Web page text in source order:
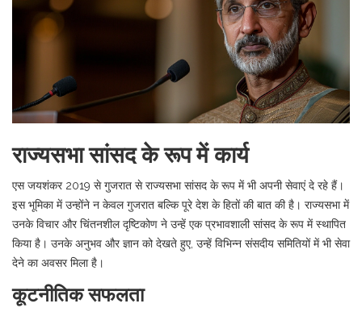
राज्यसभा सांसद के रूप में कार्य
एस जयशंकर 2019 से गुजरात से राज्यसभा सांसद के रूप में भी अपनी सेवाएं दे रहे हैं।
इस भूमिका में उन्होंने न केवल गुजरात बल्कि पूरे देश के हितों की बात की है। राज्यसभा में
उनके विचार और चिंतनशील दृष्टिकोण ने उन्हें एक प्रभावशाली सांसद के रूप में स्थापित
किया है। उनके अनुभव और ज्ञान को देखते हुए, उन्हें विभिन्न संसदीय समितियों में भी सेवा
देने का अवसर मिला है।
कूटनीतिक सफलता